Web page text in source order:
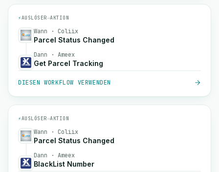
⚡AUSLÖSER→AKTION
Wann · Coliix
Parcel Status Changed
Dann · Ameex
Get Parcel Tracking
DIESEN WORKFLOW VERWENDEN
⚡AUSLÖSER→AKTION
Wann · Coliix
Parcel Status Changed
Dann · Ameex
BlackList Number